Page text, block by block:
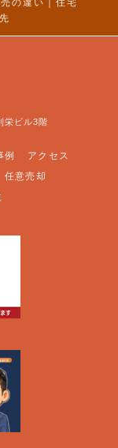
US:
栄ビル3階
例
アクセス
任意売却